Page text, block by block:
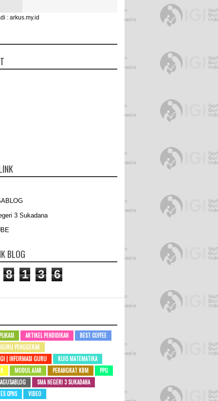
: arkus.my.id
3 Sukadana
BLOG
8 1 3 6
ARTIKEL PENDIDIKAN
BEST COFFEE
GURU PENGGERAK
| INFORMASI GURU
KUIS MATEMATIKA
MODUL AJAR PERANGKAT KBM
PPG
SMA NEGERI 3 SUKADANA
CPNS VIDEO